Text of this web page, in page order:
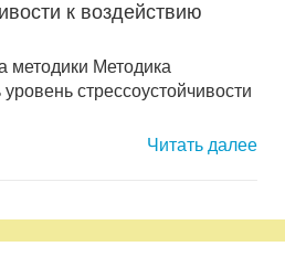
к воздействию
методики Методика
стрессоустойчивости
Читать далее